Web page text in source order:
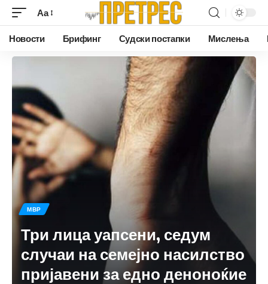
Аа
Новости Брифинг Судски постапки Мислења
МВР
Три лица уапсени, седум
случаи на семејно насилство
пријавени за едно деноноќие